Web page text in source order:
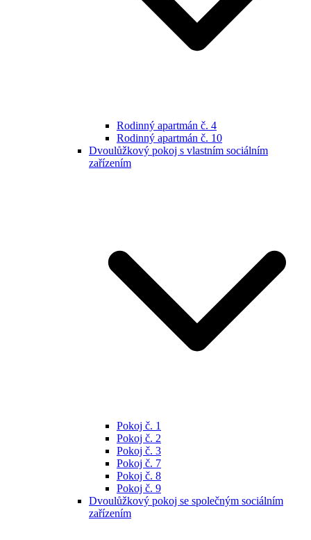
Rodinný apartmán č. 4
Rodinný apartmán č. 10
Dvoulůžkový pokoj s vlastním sociálním
zařízením
Pokoj č. 1
Pokoj č. 2
Pokoj č. 3
Pokoj č. 7
Pokoj č. 8
Pokoj č. 9
Dvoulůžkový pokoj se společným sociálním
zařízením